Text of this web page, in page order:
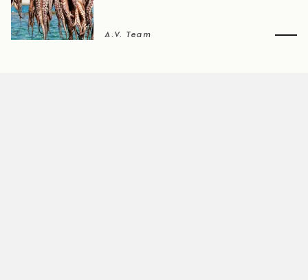
A.V. Team